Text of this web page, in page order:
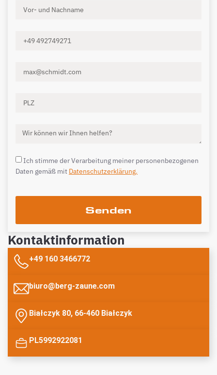
Ich stimme der Verarbeitung meiner personenbezogenen
Daten gemäß mit Datenschutzerklärung.
Senden
Kontaktinformation
+49 160 3466772
biuro@berg-zaune.com
Białczyk 80, 66-460 Białczyk
PL5992922081